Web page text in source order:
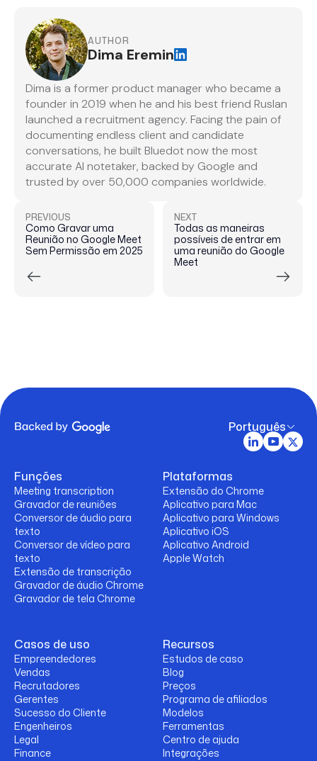
AUTHOR
Dima Eremin
Dima is a former product manager who became a
founder in 2019 when he and his best friend Ruslan
launched a recruitment agency. Facing the pain of
documenting endless client and candidate
conversations, he built Bluedot now the most
accurate AI notetaker, backed by Google and
trusted by over 50,000 companies worldwide.
PREVIOUS
Como Gravar uma
Reunião no Google Meet
Sem Permissão em 2025
NEXT
Todas as maneiras
possíveis de entrar em
uma reunião do Google
Meet
Português
Funções
Meeting transcription
Gravador de reuniões
Conversor de áudio para
texto
Conversor de vídeo para
texto
Extensão de transcrição
Gravador de áudio Chrome
Gravador de tela Chrome
Plataformas
Extensão do Chrome
Aplicativo para Mac
Aplicativo para Windows
Aplicativo iOS
Aplicativo Android
Apple Watch
Casos de uso
Empreendedores
Vendas
Recrutadores
Gerentes
Sucesso do Cliente
Engenheiros
Legal
Finance
Recursos
Estudos de caso
Blog
Preços
Programa de afiliados
Modelos
Ferramentas
Centro de ajuda
Integrações